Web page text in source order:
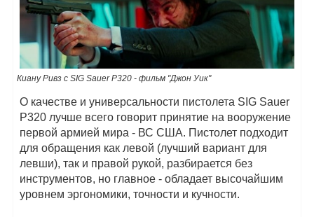
Киану Ривз с SIG Sauer P320 - фильм "Джон Уик"
О качестве и универсальности пистолета SIG Sauer
P320 лучше всего говорит принятие на вооружение
первой армией мира - ВС США. Пистолет подходит
для обращения как левой (лучший вариант для
левши), так и правой рукой, разбирается без
инструментов, но главное - обладает высочайшим
уровнем эргономики, точности и кучности.